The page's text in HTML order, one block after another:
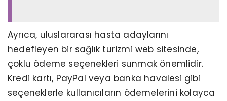
Ayrıca, uluslararası hasta adaylarını
hedefleyen bir sağlık turizmi web sitesinde,
çoklu ödeme seçenekleri sunmak önemlidir.
Kredi kartı, PayPal veya banka havalesi gibi
seçeneklerle kullanıcıların ödemelerini kolayca